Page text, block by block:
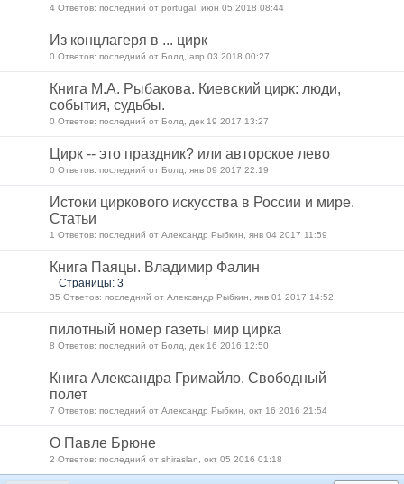
4 Ответов: последний от portugal, июн 05 2018 08:44
Из концлагеря в ... цирк
0 Ответов: последний от Болд, апр 03 2018 00:27
Книга М.А. Рыбакова. Киевский цирк: люди,
события, судьбы.
0 Ответов: последний от Болд, дек 19 2017 13:27
Цирк -- это праздник? или авторское лево
0 Ответов: последний от Болд, янв 09 2017 22:19
Истоки циркового искусства в России и мире.
Статьи
1 Ответов: последний от Александр Рыбкин, янв 04 2017 11:59
Книга Паяцы. Владимир Фалин
Страницы: 3
35 Ответов: последний от Александр Рыбкин, янв 01 2017 14:52
пилотный номер газеты мир цирка
8 Ответов: последний от Болд, дек 16 2016 12:50
Книга Александра Гримайло. Свободный
полет
7 Ответов: последний от Александр Рыбкин, окт 16 2016 21:54
О Павле Брюне
2 Ответов: последний от shiraslan, окт 05 2016 01:18